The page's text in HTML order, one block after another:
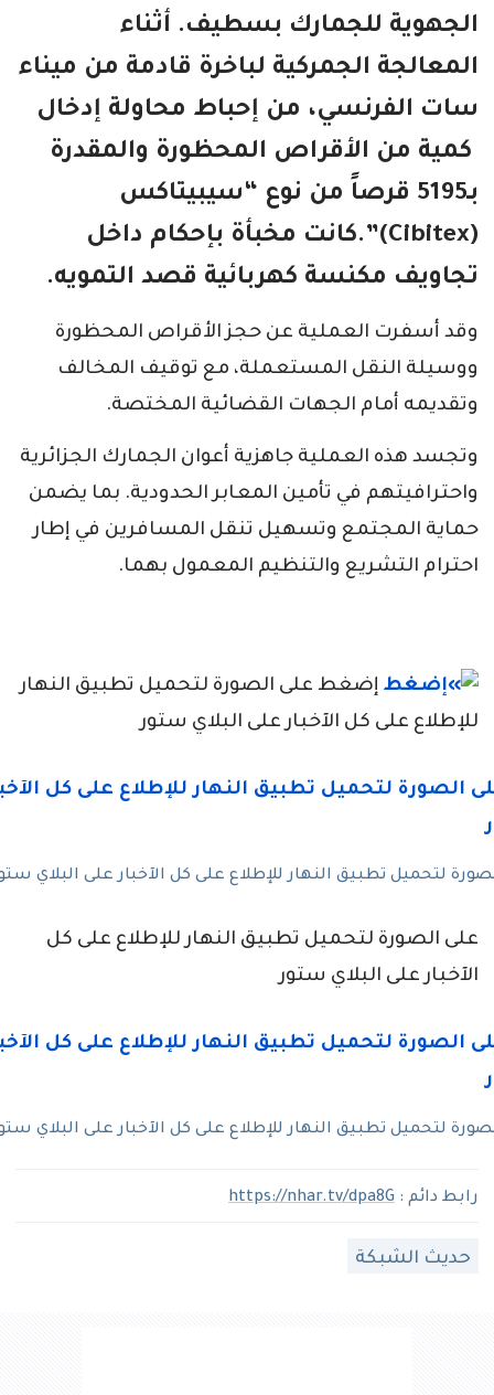
الجهوية للجمارك بسطيف. أثناء
المعالجة الجمركية لباخرة قادمة من ميناء
سات الفرنسي، من إحباط محاولة إدخال
كمية من الأقراص المحظورة والمقدرة
بـ5195 قرصاً من نوع “سيبيتاكس
(Cibitex)”.كانت مخبأة بإحكام داخل
تجاويف مكنسة كهربائية قصد التمويه.
وقد أسفرت العملية عن حجز الأقراص المحظورة
ووسيلة النقل المستعملة، مع توقيف المخالف
وتقديمه أمام الجهات القضائية المختصة.
وتجسد هذه العملية جاهزية أعوان الجمارك الجزائرية
واحترافيتهم في تأمين المعابر الحدودية. بما يضمن
حماية المجتمع وتسهيل تنقل المسافرين في إطار
احترام التشريع والتنظيم المعمول بهما.
إضغط على الصورة لتحميل تطبيق النهار
للإطلاع على كل الآخبار على البلاي ستور
لتحميل تطبيق النهار للإطلاع على كل الآخبار على البلاي
على الصورة لتحميل تطبيق النهار للإطلاع على كل
الآخبار على البلاي ستور
لتحميل تطبيق النهار للإطلاع على كل الآخبار على البلاي
رابط دائم : https://nhar.tv/dpa8G
حديث الشبكة